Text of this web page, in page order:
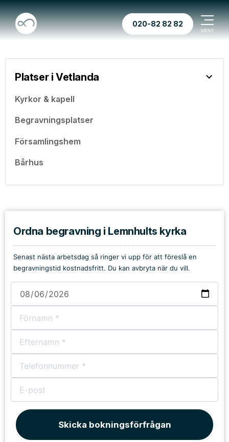
020-82 82 82
Platser i Vetlanda
Kyrkor & kapell
Begravningsplatser
Församlingshem
Bårhus
Ordna begravning i Lemnhults kyrka
Senast nästa arbetsdag så ringer vi upp för att föreslå en
begravningstid kostnadsfritt. Du kan avbryta när du vill.
Skicka bokningsförfrågan